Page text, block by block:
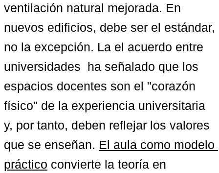
ventilación natural mejorada. En
nuevos edificios, debe ser el estándar,
no la excepción. La el acuerdo entre
universidades  ha señalado que los
espacios docentes son el "corazón
físico" de la experiencia universitaria
y, por tanto, deben reflejar los valores
que se enseñan. El aula como modelo
práctico convierte la teoría en